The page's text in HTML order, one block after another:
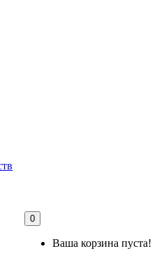
0
Ваша корзина пуста!